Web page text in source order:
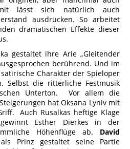
lässt sich natürlich auch
ausdrücken. So arbeitet
dramatischen Effekte dieser
gestaltet ihre Arie „Gleitender
berührend. Und im
Charakter der Spieloper
Selbst die ritterliche Festmusik
Unterton. Vor allem die
hat Oksana Lyniv mit
Auch Rusalkas heftige Klage
Esther Dierkes in der
Höhenflüge ab. David
Prinz gestaltet seine Partie